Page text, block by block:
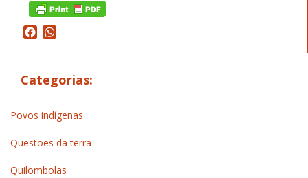
Facebook
Categorias:
Povos indígenas
Questões da terra
Quilombolas